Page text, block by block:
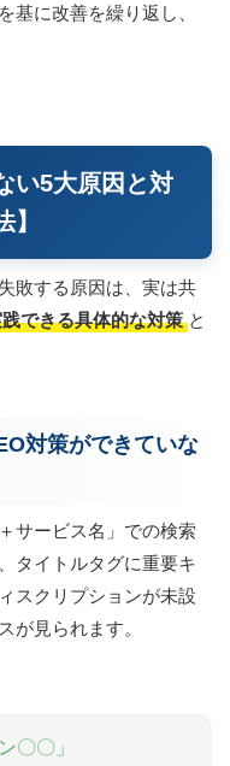
基に改善を繰り返し、
い5大原因と対
敗する原因は、実は共
できる具体的な対策 と
対策ができていな
サービス名」での検索
タイトルタグに重要キ
スクリプションが未設
が見られます。
〇〇」